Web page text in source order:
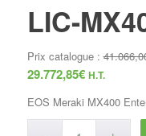
LIC-
Prix catalogue :
29.772,85€ H.T.
EOS Meraki MX400